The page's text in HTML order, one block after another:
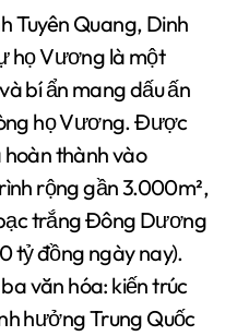
Tuyên Quang, Dinh
họ Vương là một
bí ẩn mang dấu ấn
họ Vương. Được
thành vào
rộng gần 3.000m²,
trắng Đông Dương
tỷ đồng ngày nay).
văn hóa: kiến trúc
hưởng Trung Quốc